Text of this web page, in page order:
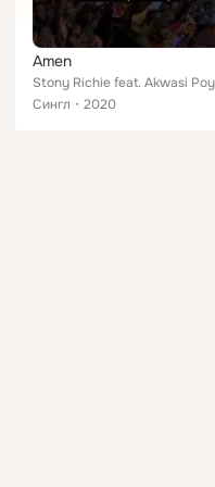
Amen
Сингл
2020